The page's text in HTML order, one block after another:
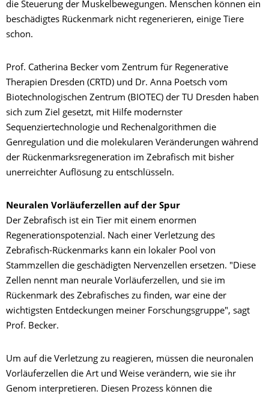
die Steuerung der Muskelbewegungen. Menschen können ein
beschädigtes Rückenmark nicht regenerieren, einige Tiere
schon.
Prof. Catherina Becker vom Zentrum für Regenerative
Therapien Dresden (CRTD) und Dr. Anna Poetsch vom
Biotechnologischen Zentrum (BIOTEC) der TU Dresden haben
sich zum Ziel gesetzt, mit Hilfe modernster
Sequenziertechnologie und Rechenalgorithmen die
Genregulation und die molekularen Veränderungen während
der Rückenmarksregeneration im Zebrafisch mit bisher
unerreichter Auflösung zu entschlüsseln.
Neuralen Vorläuferzellen auf der Spur
Der Zebrafisch ist ein Tier mit einem enormen
Regenerationspotenzial. Nach einer Verletzung des
Zebrafisch-Rückenmarks kann ein lokaler Pool von
Stammzellen die geschädigten Nervenzellen ersetzen. "Diese
Zellen nennt man neurale Vorläuferzellen, und sie im
Rückenmark des Zebrafisches zu finden, war eine der
wichtigsten Entdeckungen meiner Forschungsgruppe", sagt
Prof. Becker.
Um auf die Verletzung zu reagieren, müssen die neuronalen
Vorläuferzellen die Art und Weise verändern, wie sie ihr
Genom interpretieren. Diesen Prozess können die